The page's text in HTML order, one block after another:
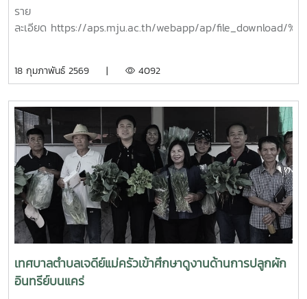
ราย
ละเอียด https://aps.mju.ac.th/webapp/ap/file_download/
18 กุมภาพันธ์ 2569 | 4092
เทศบาลตำบลเจดีย์แม่ครัวเข้าศึกษาดูงานด้านการปลูกผัก
อินทรีย์บนแคร่